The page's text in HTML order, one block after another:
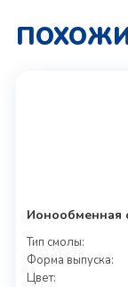
Ионообменная
Тип смолы:
Форма выпуска:
Цвет: